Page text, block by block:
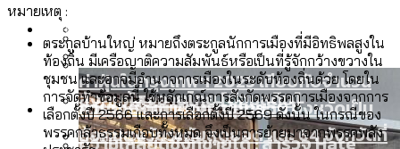
Vote62 ขอบคุณประชาชนที่ร่วม
สังเกตการณ์การเลือกตั้งชวนคุยกันถึงบท
เรียนที่เราได้รับจากเลือกตั้ง กรุงเทพฯ –
ขยะมูลฝอย 2568 [ข้อมูลดิบ]
วิดีโอ AI ในช่วงความขัดแย้งไทย-กัมพูชา
[ข้อมูลดิบ]
ความเกลียดชังที่ขายได้ : สำรวจ Hate
ค่าฝุ่นในกรุงเทพฯ 2025 เทียบกับจำนวน
ควันบุหรี่ที่เข้าปอด [ข้อมูลดิบ]
สำรวจสังคมผู้สูงอายุไทย : 6 จังหวัดเป็น
สังคมสูงวัยระดับสุดยอด และ 64 จังหวัดที่
Database
สังคมผู้สูงอายุไทย [ข้อมูลดิบ]
Project
Bangkok Index
หมายเหตุ :
ตระกูลบ้านใหญ่ หมายถึงตระกูลนักการเมืองที่มีอิทธิพลสูงใน
ท้องถิ่น มีเครือญาติความสัมพันธ์หรือเป็นที่รู้จักกว้างขวางใน
ชุมชน และอาจมีอำนาจการเมืองในระดับท้องถิ่นด้วย โดยใน
การจัดทำข้อมูลนี้ ใช้หลักเกณ์การสังกัดพรรคการเมืองจากการ
เลือกตั้งปี 2566 และการเลือกตั้งปี 2569 ดังนั้น ในกรณีของ
พรรคกล้าธรรมเกือบทั้งหมด จึงเป็นการย้ายมาจากพรรคพลัง